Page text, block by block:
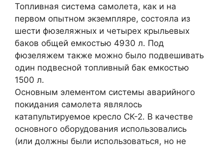
Топливная система самолета, как и на
первом опытном экземпляре, состояла из
шести фюзеляжных и четырех крыльевых
баков общей емкостью 4930 л. Под
фюзеляжем также можно было подвешивать
один подвесной топливный бак емкостью
1500 л.
Основным элементом системы аварийного
покидания самолета являлось
катапультируемое кресло СК-2. В качестве
основного оборудования использовались
(или должны были использоваться, но не